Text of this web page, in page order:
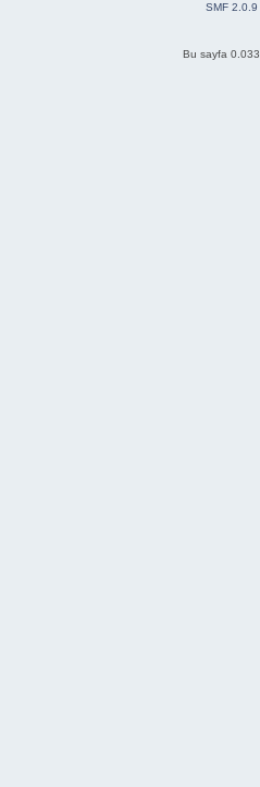
SMF 2.0.9
Bu sayfa